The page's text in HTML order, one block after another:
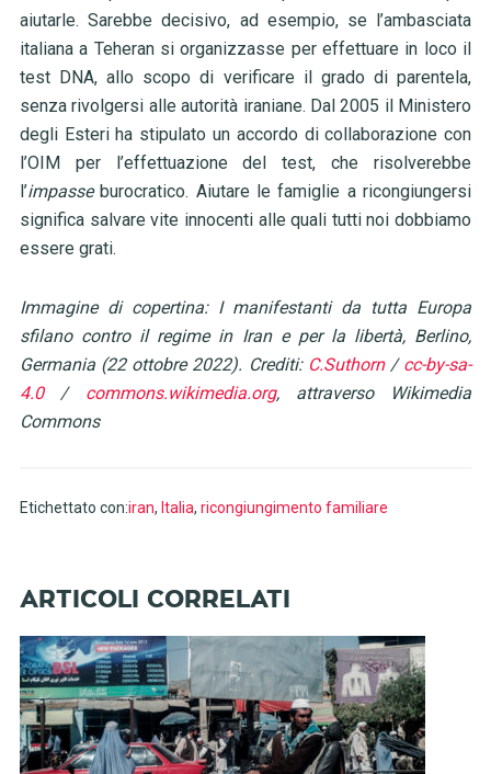
aiutarle. Sarebbe decisivo, ad esempio, se l’ambasciata
italiana a Teheran si organizzasse per effettuare in loco il
test DNA, allo scopo di verificare il grado di parentela,
senza rivolgersi alle autorità iraniane. Dal 2005 il Ministero
degli Esteri ha stipulato un accordo di collaborazione con
l’OIM per l’effettuazione del test, che risolverebbe
l’impasseburocratico. Aiutare le famiglie a ricongiungersi
significa salvare vite innocenti alle quali tutti noi dobbiamo
essere grati.
Immagine di copertina: I manifestanti da tutta Europa
sfilano contro il regime in Iran e per la libertà, Berlino,
Germania (22 ottobre 2022). Crediti: C.Suthorn/ cc-by-sa-
4.0/ commons.wikimedia.org, attraverso Wikimedia
Commons
Etichettato con:iran, Italia, ricongiungimento familiare